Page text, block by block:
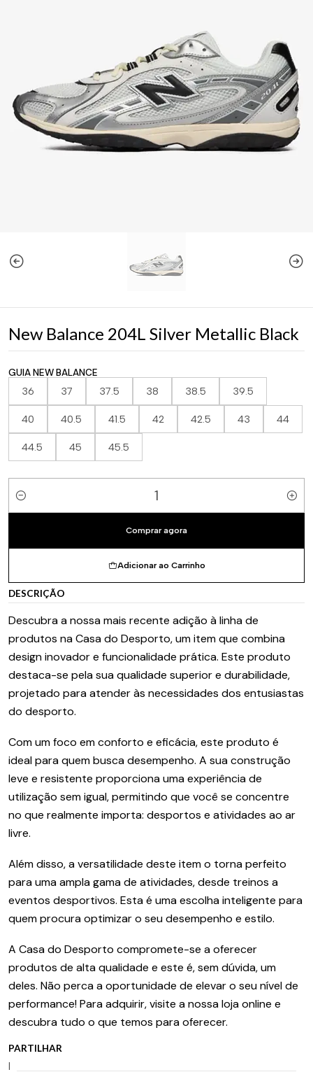
New Balance 204L Silver Metallic Black
GUIA NEW BALANCE
36 37 37.5 38 38.5 39.5
40 40.5 41.5 42 42.5 43 44
44.5 45 45.5
Quantidade
Adicionar ao Carrinho
Comprar agora
DESCRIÇÃO
Descubra a nossa mais recente adição à linha de
produtos na Casa do Desporto, um item que combina
design inovador e funcionalidade prática. Este produto
destaca-se pela sua qualidade superior e durabilidade,
projetado para atender às necessidades dos entusiastas
do desporto.
Com um foco em conforto e eficácia, este produto é
ideal para quem busca desempenho. A sua construção
leve e resistente proporciona uma experiência de
utilização sem igual, permitindo que você se concentre
no que realmente importa: desportos e atividades ao ar
livre.
Além disso, a versatilidade deste item o torna perfeito
para uma ampla gama de atividades, desde treinos a
eventos desportivos. Esta é uma escolha inteligente para
quem procura optimizar o seu desempenho e estilo.
A Casa do Desporto compromete-se a oferecer
produtos de alta qualidade e este é, sem dúvida, um
deles. Não perca a oportunidade de elevar o seu nível de
performance! Para adquirir, visite a nossa loja online e
descubra tudo o que temos para oferecer.
PARTILHAR
|